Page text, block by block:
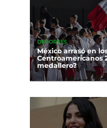
DEPORTES
México arrasó en
Centroamericanos
medallero?